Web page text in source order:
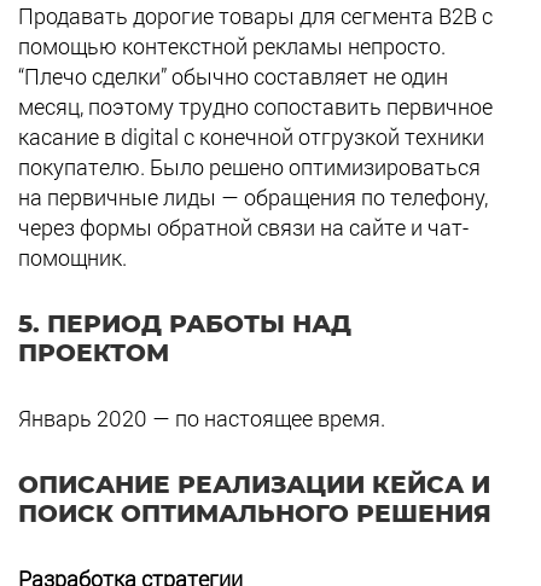
Продавать дорогие товары для сегмента B2B с
помощью контекстной рекламы непросто.
“Плечо сделки” обычно составляет не один
месяц, поэтому трудно сопоставить первичное
касание в digital с конечной отгрузкой техники
покупателю. Было решено оптимизироваться
на первичные лиды — обращения по телефону,
через формы обратной связи на сайте и чат-
помощник.
5. ПЕРИОД РАБОТЫ НАД
ПРОЕКТОМ
Январь 2020 — по настоящее время.
ОПИСАНИЕ РЕАЛИЗАЦИИ КЕЙСА И
ПОИСК ОПТИМАЛЬНОГО РЕШЕНИЯ
Разработка стратегии